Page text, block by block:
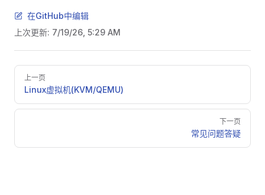
在GitHub中编辑
上次更新: 7/19/26, 5:29 AM
Pager
上一页
Linux虚拟机(KVM/QEMU)
下一页
常见问题答疑